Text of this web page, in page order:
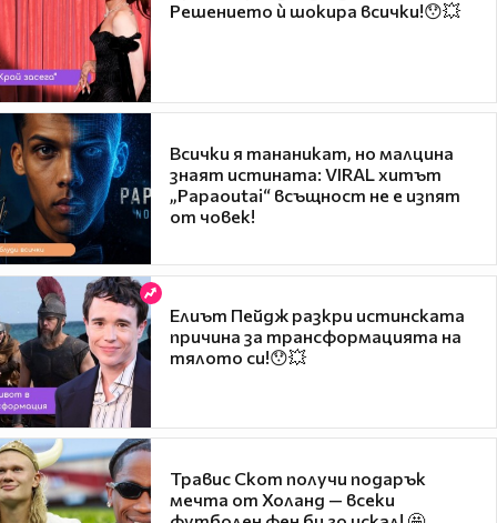
Решението ѝ шокира всички!😯💥
Всички я тананикат, но малцина
знаят истината: VIRAL хитът
„Papaoutai“ всъщност не е изпят
от човек!
Елиът Пейдж разкри истинската
причина за трансформацията на
тялото си!😯💥
Травис Скот получи подарък
мечта от Холанд — всеки